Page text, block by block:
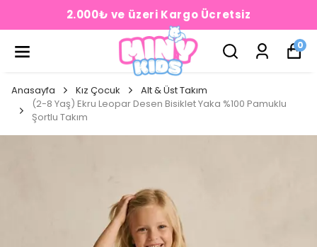
2.000₺ ve üzeri Kargo Ücretsiz
0
Anasayfa Kız Çocuk
Alt & Üst Takım
(2-8 Yaş) Ekru Leopar Desen Bisiklet Yaka %100 Pamuklu
Şortlu Takım